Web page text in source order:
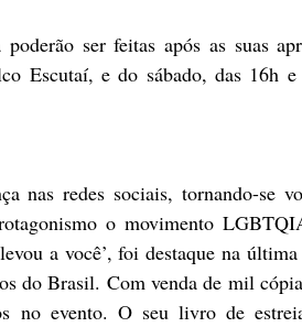
ser feitas após as suas
Escutaí, e do sábado, das 16h
nas redes sociais, tornando-se
o movimento
a você’, foi destaque na
do Brasil. Com venda de mil
no evento. O seu livro de